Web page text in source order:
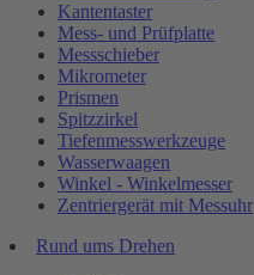
Kantentaster
Mess- und Prüfplatte
Messschieber
Mikrometer
Prismen
Spitzzirkel
Tiefenmesswerkzeuge
Wasserwaagen
Winkel - Winkelmesser
Zentriergerät mit Messuhr
Rund ums Drehen